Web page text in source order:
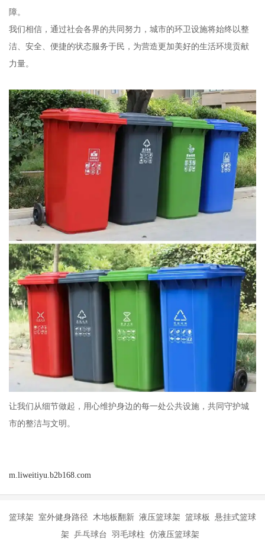
障。
我们相信，通过社会各界的共同努力，城市的环卫设施将始终以整
洁、安全、便捷的状态服务于民，为营造更加美好的生活环境贡献
力量。
让我们从细节做起，用心维护身边的每一处公共设施，共同守护城
市的整洁与文明。
m.liweitiyu.b2b168.com
篮球架 室外健身路径 木地板翻新 液压篮球架 篮球板 悬挂式篮球
架 乒乓球台 羽毛球柱 仿液压篮球架